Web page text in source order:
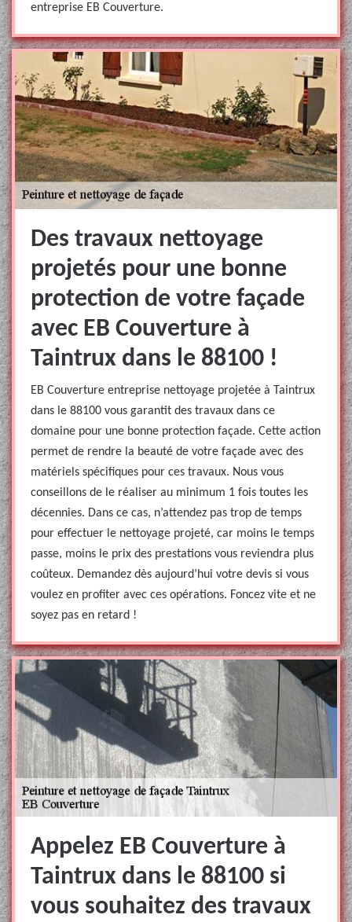
entreprise EB Couverture.
Des travaux nettoyage
projetés pour une bonne
protection de votre façade
avec EB Couverture à
Taintrux dans le 88100 !
EB Couverture entreprise nettoyage projetée à Taintrux
dans le 88100 vous garantit des travaux dans ce
domaine pour une bonne protection façade. Cette action
permet de rendre la beauté de votre façade avec des
matériels spécifiques pour ces travaux. Nous vous
conseillons de le réaliser au minimum 1 fois toutes les
décennies. Dans ce cas, n’attendez pas trop de temps
pour effectuer le nettoyage projeté, car moins le temps
passe, moins le prix des prestations vous reviendra plus
coûteux. Demandez dès aujourd’hui votre devis si vous
voulez en profiter avec ces opérations. Foncez vite et ne
soyez pas en retard !
Appelez EB Couverture à
Taintrux dans le 88100 si
vous souhaitez des travaux